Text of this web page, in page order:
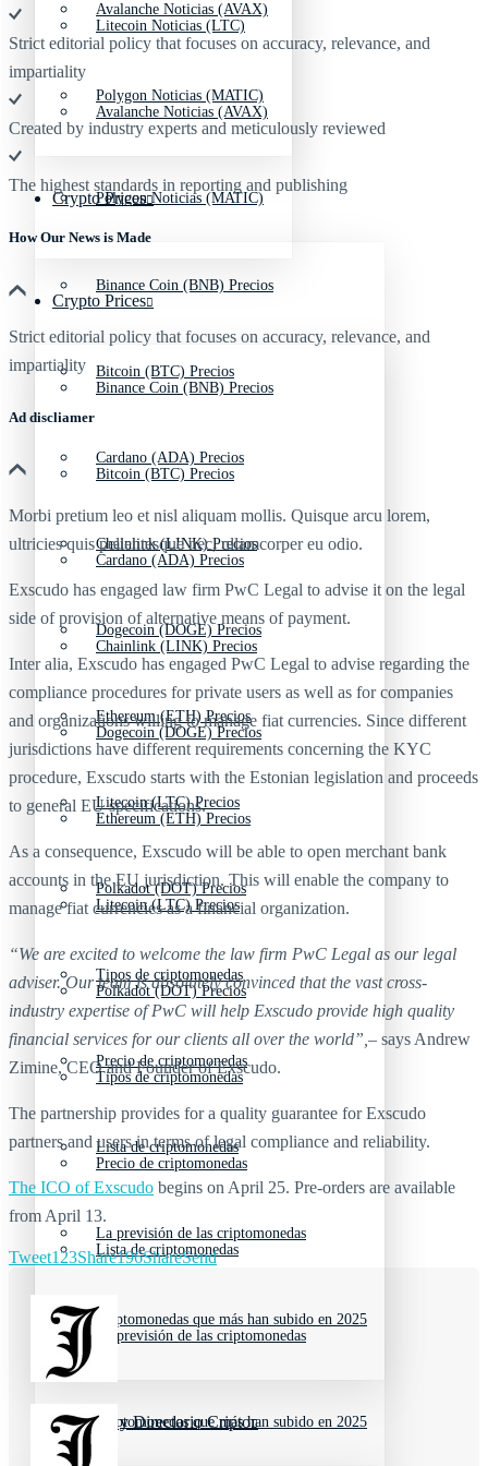
Avalanche Noticias (AVAX)
Polygon Noticias (MATIC)
Crypto Prices
Binance Coin (BNB) Precios
Bitcoin (BTC) Precios
Cardano (ADA) Precios
Chainlink (LINK) Precios
Dogecoin (DOGE) Precios
Ethereum (ETH) Precios
Litecoin (LTC) Precios
Polkadot (DOT) Precios
Tipos de criptomonedas
Precio de criptomonedas
Lista de criptomonedas
La previsión de las criptomonedas
Criptomonedas que más han subido en 2025
Recursos y Directorio Cripto
Litecoin Noticias (LTC)
Avalanche Noticias (AVAX)
Polygon Noticias (MATIC)
Crypto Prices
Binance Coin (BNB) Precios
Bitcoin (BTC) Precios
Cardano (ADA) Precios
Chainlink (LINK) Precios
Dogecoin (DOGE) Precios
Ethereum (ETH) Precios
Litecoin (LTC) Precios
Polkadot (DOT) Precios
Tipos de criptomonedas
Precio de criptomonedas
Lista de criptomonedas
La previsión de las criptomonedas
Criptomonedas que más han subido en 2025
Strict editorial policy that focuses on accuracy, relevance, and
impartiality
Created by industry experts and meticulously reviewed
The highest standards in reporting and publishing
How Our News is Made
Strict editorial policy that focuses on accuracy, relevance, and
impartiality
Ad discliamer
Morbi pretium leo et nisl aliquam mollis. Quisque arcu lorem,
ultricies quis pellentesque nec, ullamcorper eu odio.
Exscudo has engaged law firm PwC Legal to advise it on the legal
side of provision of alternative means of payment.
Inter alia, Exscudo has engaged PwC Legal to advise regarding the
compliance procedures for private users as well as for companies
and organizations willing to manage fiat currencies. Since different
jurisdictions have different requirements concerning the KYC
procedure, Exscudo starts with the Estonian legislation and proceeds
to general EU specifications.
As a consequence, Exscudo will be able to open merchant bank
accounts in the EU jurisdiction. This will enable the company to
manage fiat currencies as a financial organization.
“We are excited to welcome the law firm PwC Legal as our legal
adviser. Our team is absolutely convinced that the vast cross-
industry expertise of PwC will help Exscudo provide high quality
financial services for our clients all over the world”, – says Andrew
Zimine, CEO and Founder of Exscudo.
The partnership provides for a quality guarantee for Exscudo
partners and users in terms of legal compliance and reliability.
The ICO of Exscudo begins on April 25. Pre-orders are available
from April 13.
Tweet123Share196ShareSend